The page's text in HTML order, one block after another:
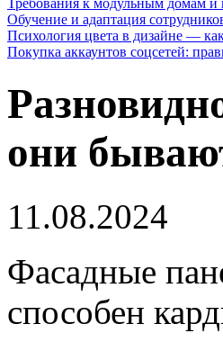
Требования к модульным домам и
Обучение и адаптация
Психология цвета в дизайне —
Покупка аккаунтов соцсетей:
они
11.08.2024
Фасадные
способен